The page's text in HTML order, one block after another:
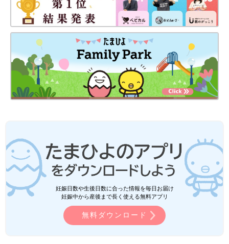
試してみたり、技師さんに相談したりしました。また、自分自身
の体重の変化も義足に影響するので、そこも苦労しました。何人
もの義肢装具士さんにお世話になり、試行錯誤の上で2019年ご
ろに落ち着きました。交通事故で切断された脚の筋肉が独特な形
だったこともなかなか合う義足に巡り合えなかった理由のようで
す。
――陸上競技との出会いについて教えてください。
ようになり、練習を開始しました。義足が落ち着いてからは山本
選手と一緒に練習をする機会に恵まれ、とにかく山本選手の背中
を追いかけるように練習に励みました。
――陸上競技からスノーボードに転身したのも山本選手の影響で
すか？
小須田 まさにそうです。2017年に山本選手が国内のスノーボ
妊娠日数や生後日数に合った情報を毎日お届け
妊娠中から産後まで長く使える無料アプリ
無料ダウンロード